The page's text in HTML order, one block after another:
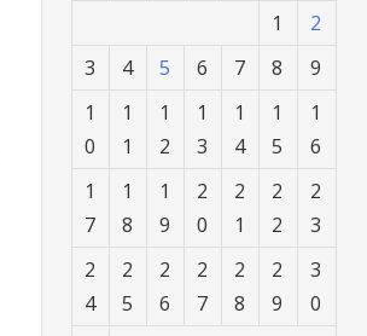
1
2
3
4 5 6 7 8
9
1
0
1
1
1
2
1
3
1
4
1
5
1
6
1
7
1
8
1
9
2
0
2
1
2
2
2
3
2
4
2
5
2
6
2
7
2
8
2
9
3
0